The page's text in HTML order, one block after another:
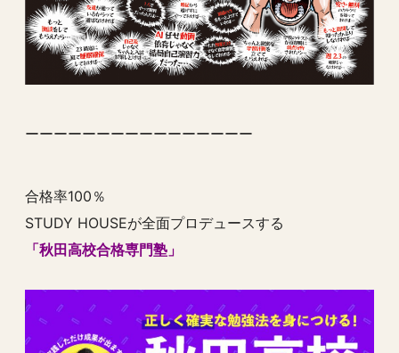
ーーーーーーーーーーーーーーーー
合格率100％
STUDY HOUSEが全面プロデュースする
「秋田高校合格専門塾」